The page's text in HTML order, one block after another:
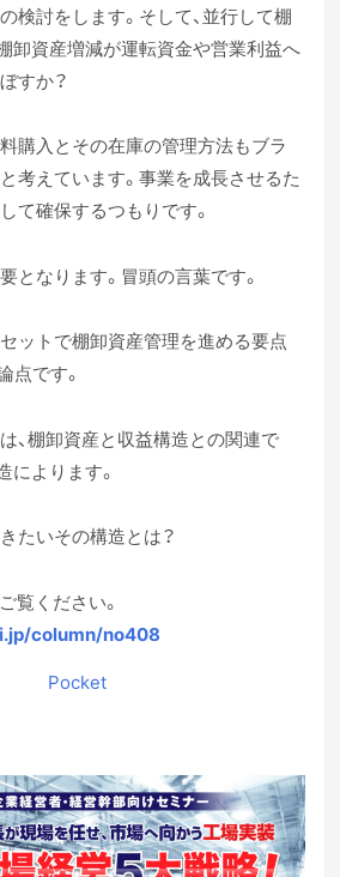
検討をします。そして、並行して棚
卸資産増減が運転資金や営業利益へ
すか？
購入とその在庫の管理方法もブラ
考えています。事業を成長させるた
て確保するつもりです。
となります。冒頭の言葉です。
ットで棚卸資産管理を進める要点
点です。
、棚卸資産と収益構造との関連で
によります。
たいその構造とは？
覧ください。
column/no408
Pocket